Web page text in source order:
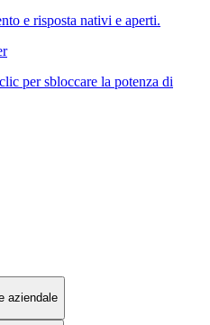
e risposta nativi e aperti.
per sbloccare la potenza di
aziendale